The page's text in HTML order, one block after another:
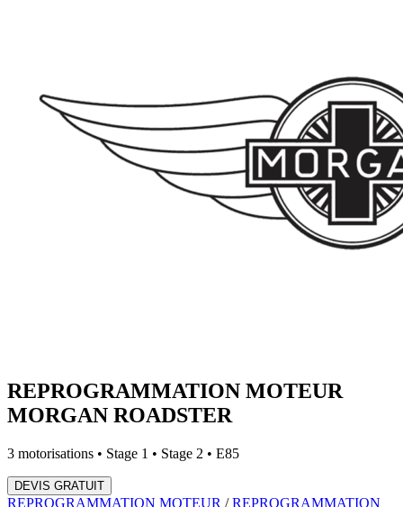
REPROGRAMMATION MOTEUR
MORGAN ROADSTER
3 motorisations • Stage 1 • Stage 2 • E85
DEVIS GRATUIT
REPROGRAMMATION MOTEUR /REPROGRAMMATION